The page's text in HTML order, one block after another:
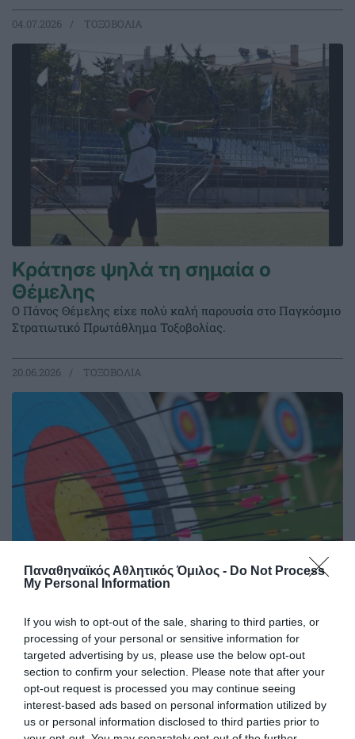
Παναθηναϊκός Αθλητικός Όμιλος - Do Not Process
My Personal Information
If you wish to opt-out of the sale, sharing to third parties, or
processing of your personal or sensitive information for
targeted advertising by us, please use the below opt-out
section to confirm your selection. Please note that after your
opt-out request is processed you may continue seeing
interest-based ads based on personal information utilized by
us or personal information disclosed to third parties prior to
04.07.2026 ΤΟΞΟΒΟΛΙΑ
Κράτησε ψηλά τη σημαία ο
Θέμελης
Ο Πάνος Θέμελης είχε πολύ καλή παρουσία στο Παγκόσμιο
Στρατιωτικό Πρωτάθλημα Τοξοβολίας.
20.06.2026 ΤΟΞΟΒΟΛΙΑ
Δυναμική παρουσία στη Νίκαια
Οι αθλητές και οι αθλήτριες του Παναθηναϊκού
πραγματοποίησαν δυναμικές εμφανίσεις στους αγώνες
τοξοβολίας που διεξήχθησαν στο Δημοτικό Γήπεδο Νίκαιας,
καταγράφοντας υψηλές επιδόσεις και σταθερή παρουσία
στις κορυφαίες θέσεις των κατηγοριών τους.